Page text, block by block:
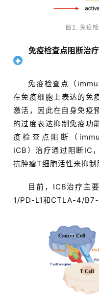
图2. 免疫
免疫检查点阻断治疗
免疫检查点（
在免疫细胞上表达的免
激活，因此在自身免疫
的过度表达抑制免疫功
疫检查点阻断（
ICB）治疗通过阻断IC
抗肿瘤T细胞活性来抑制
目前，ICB治疗主
1/PD-L1和CTLA-4/B7-